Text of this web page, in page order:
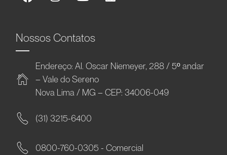
Nossos Contatos
Endereço: Al. Oscar Niemeyer, 288 / 5º andar
– Vale do Sereno
Nova Lima / MG – CEP: 34006-049
(31) 3215-6400
0800-760-0305 - Comercial